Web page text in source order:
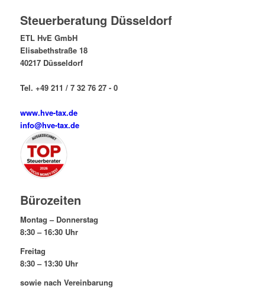
Steuerberatung Düsseldorf
ETL HvE GmbH
Elisabethstraße 18
40217 Düsseldorf
Tel. +49 211 / 7 32 76 27 - 0
www.hve-tax.de
info@hve-tax.de
Bürozeiten
Montag – Donnerstag
8:30 – 16:30 Uhr
Freitag
8:30 – 13:30 Uhr
sowie nach Vereinbarung